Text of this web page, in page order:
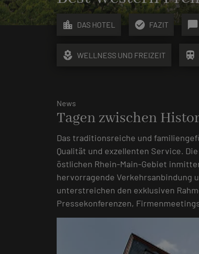
location_city DAS HOTEL check_circle FAZIT chat_bubble
local_florist WELLNESS UND FREIZEIT train
News
Tagen zwischen
Das traditionsreiche und
Qualität und exzellenten Service.
östlichen Rhein-Main-Gebiet
hervorragende Verkehrsanbindung
unterstreichen den exklusiven
Pressekonferenzen,